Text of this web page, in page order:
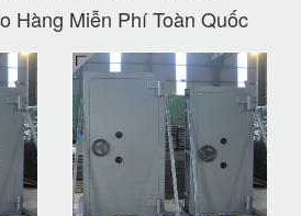
Hàng Miễn Phí Toàn Quốc